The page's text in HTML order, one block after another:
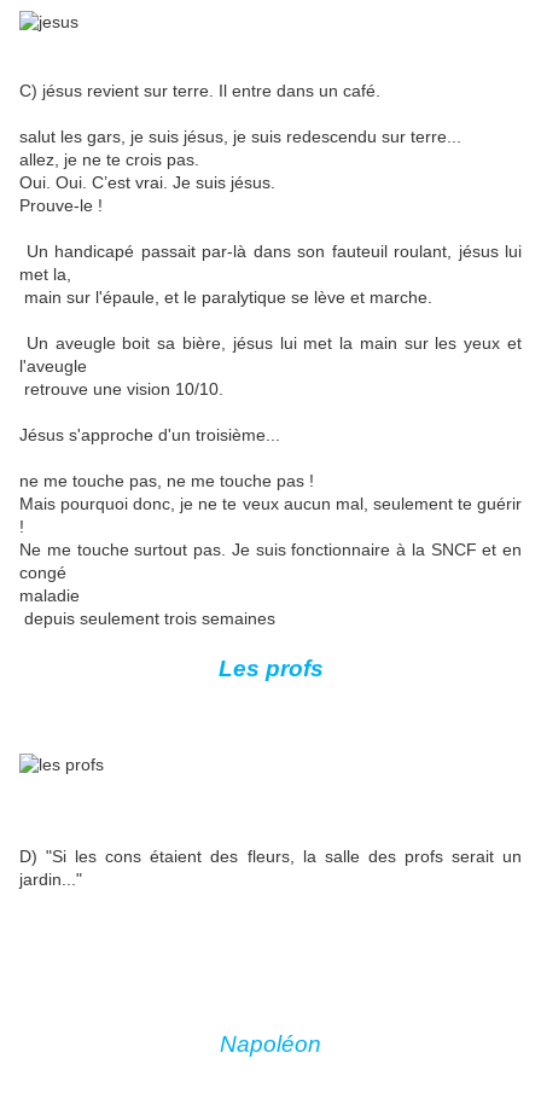
C) jésus revient sur terre. Il entre dans un café.
salut les gars, je suis jésus, je suis redescendu sur terre...
allez, je ne te crois pas.
Oui. Oui. C’est vrai. Je suis jésus.
Prouve-le !
Un handicapé passait par-là dans son fauteuil roulant, jésus lui
met la,
main sur l'épaule, et le paralytique se lève et marche.
Un aveugle boit sa bière, jésus lui met la main sur les yeux et
l'aveugle
retrouve une vision 10/10.
Jésus s'approche d'un troisième...
ne me touche pas, ne me touche pas !
Mais pourquoi donc, je ne te veux aucun mal, seulement te guérir
!
Ne me touche surtout pas. Je suis fonctionnaire à la SNCF et en
congé
maladie
depuis seulement trois semaines
Les profs
D) "Si les cons étaient des fleurs, la salle des profs serait un
jardin..."
Napoléon